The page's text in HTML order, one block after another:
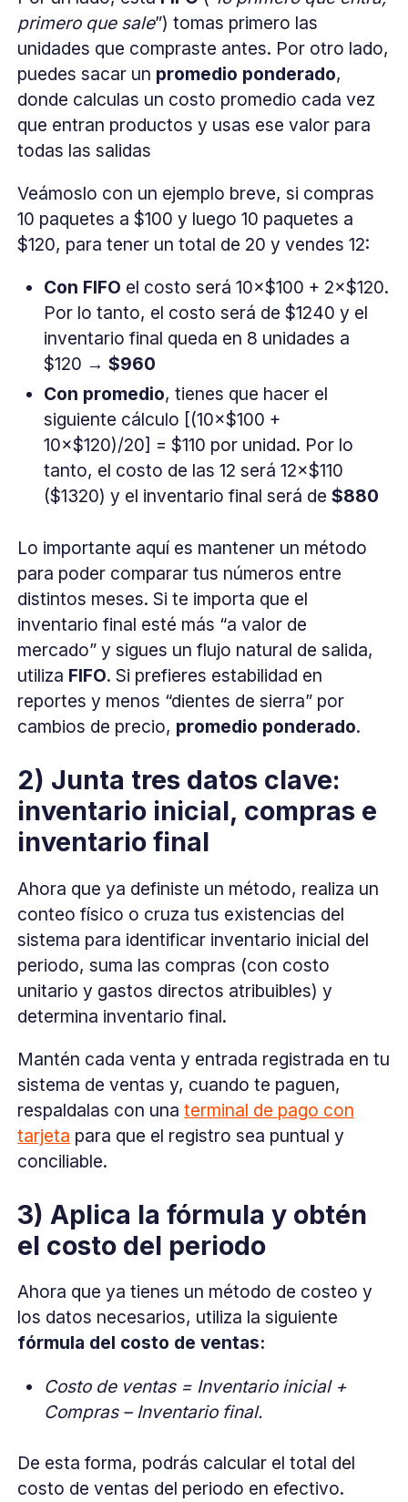
primero que sale”) tomas primero las
unidades que compraste antes. Por otro lado,
puedes sacar un promedio ponderado,
donde calculas un costo promedio cada vez
que entran productos y usas ese valor para
todas las salidas
Veámoslo con un ejemplo breve, si compras
10 paquetes a $100 y luego 10 paquetes a
$120, para tener un total de 20 y vendes 12:
Con FIFO el costo será 10×$100 + 2×$120.
Por lo tanto, el costo será de $1240 y el
inventario final queda en 8 unidades a
$120 → $960
Con promedio, tienes que hacer el
siguiente cálculo [(10×$100 +
10×$120)/20] = $110 por unidad. Por lo
tanto, el costo de las 12 será 12×$110
($1320) y el inventario final será de $880
Lo importante aquí es mantener un método
para poder comparar tus números entre
distintos meses. Si te importa que el
inventario final esté más “a valor de
mercado” y sigues un flujo natural de salida,
utiliza FIFO. Si prefieres estabilidad en
reportes y menos “dientes de sierra” por
cambios de precio, promedio ponderado.
2) Junta tres datos clave:
inventario inicial, compras e
inventario final
Ahora que ya definiste un método, realiza un
conteo físico o cruza tus existencias del
sistema para identificar inventario inicial del
periodo, suma las compras (con costo
unitario y gastos directos atribuibles) y
determina inventario final.
Mantén cada venta y entrada registrada en tu
sistema de ventas y, cuando te paguen,
respaldalas con unaterminal de pago con
tarjeta para que el registro sea puntual y
conciliable.
3) Aplica la fórmula y obtén
el costo del periodo
Ahora que ya tienes un método de costeo y
los datos necesarios, utiliza la siguiente
fórmula del costo de ventas:
Costo de ventas = Inventario inicial +
Compras – Inventario final.
De esta forma, podrás calcular el total del
costo de ventas del periodo en efectivo.